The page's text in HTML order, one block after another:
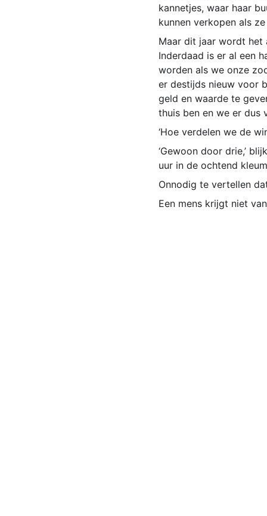
kannetjes, waar haar
kunnen verkopen als
Maar dit jaar wordt het
Inderdaad is er al een
worden als we onze
er destijds nieuw voor
geld en waarde te
thuis ben en we er dus
‘Hoe verdelen we de
‘Gewoon door drie,’
uur in de ochtend
Onnodig te vertellen
Een mens krijgt niet